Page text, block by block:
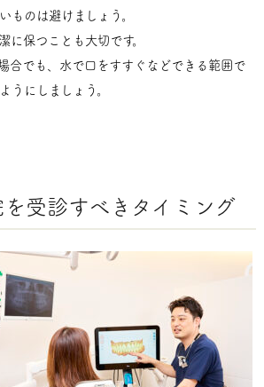
ものは避けましょう。
に保つことも大切です。
合でも、水で口をすすぐなどできる範囲で
うにしましょう。
受診すべきタイミング